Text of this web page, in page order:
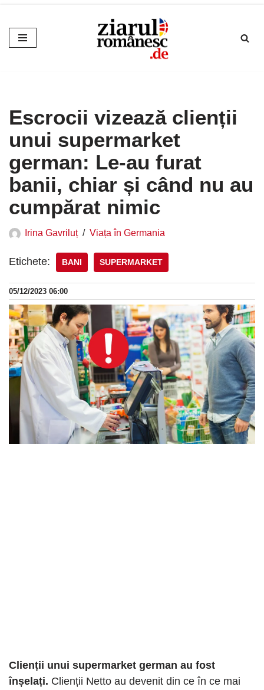
Sari
la
Escrocii vizează clienții
unui supermarket
german: Le-au furat
banii, chiar și când nu au
cumpărat nimic
Irina Gavriluț Viața în Germania
Etichete: BANI SUPERMARKET
05/12/2023 06:00
Clienții unui supermarket german au fost
înșelați. Clienții Netto au devenit din ce în ce mai